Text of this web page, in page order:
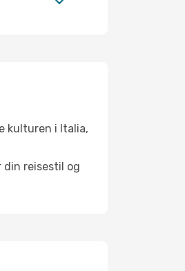
kulturen i Italia,
din reisestil og